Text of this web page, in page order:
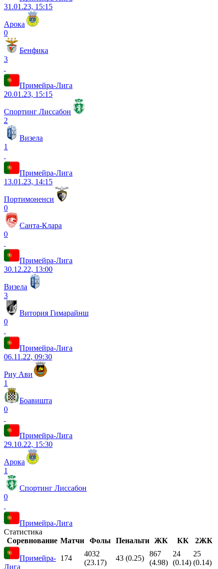
31.01.23, 15:15
Арока
0
Бенфика
3
Примейра-Лига
20.01.23, 15:15
Спортинг Лиссабон
2
Визела
1
Примейра-Лига
13.01.23, 14:15
Портимоненси
0
Санта-Клара
0
Примейра-Лига
30.12.22, 13:00
Визела
3
Витория Гимарайнш
0
Примейра-Лига
06.11.22, 09:30
Риу Ави
1
Боавишта
0
Примейра-Лига
29.10.22, 15:30
Арока
1
Спортинг Лиссабон
0
Примейра-Лига
Статистика
Соревнование Матчи Фолы Пенальти ЖК КК 2ЖК
Примейра-
Лига
174
4032
(23.17)
43 (0.25)
867
(4.98)
24
(0.14)
25
(0.14)